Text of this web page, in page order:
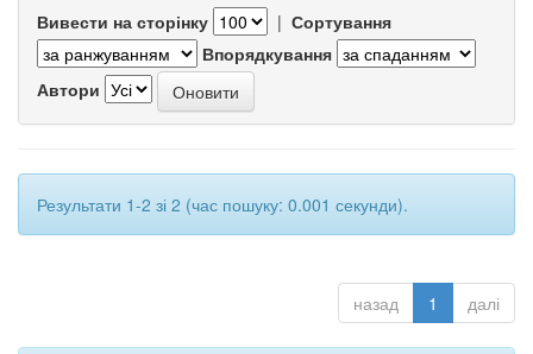
Вивести на сторінку | Сортування
Впорядкування
Автори
Результати 1-2 зі 2 (час пошуку: 0.001 секунди).
назад 1 далі